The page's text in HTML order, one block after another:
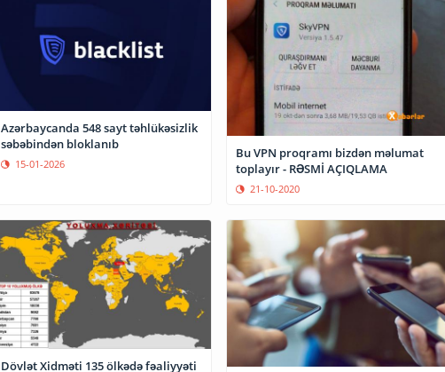
Azərbaycanda 548 sayt təhlükəsizlik
səbəbindən bloklanıb
15-01-2026
Bu VPN proqramı bizdən məlumat
toplayır - RƏSMİ AÇIQLAMA
21-10-2020
Dövlət Xidməti 135 ölkədə fəaliyyəti